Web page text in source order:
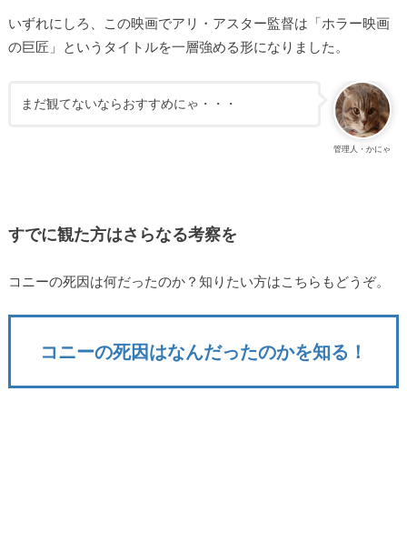
いずれにしろ、この映画でアリ・アスター監督は「ホラー映画
の巨匠」というタイトルを一層強める形になりました。
管理人・かにゃ
まだ観てないならおすすめにゃ・・・
すでに観た方はさらなる考察を
コニーの死因は何だったのか？知りたい方はこちらもどうぞ。
コニーの死因はなんだったのかを知る！